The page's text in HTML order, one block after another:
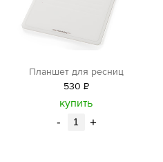
Планшет для ресниц
530 Р
уб.
купить
- +